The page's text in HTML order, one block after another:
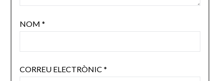
NOM *
CORREU ELECTRÒNIC *